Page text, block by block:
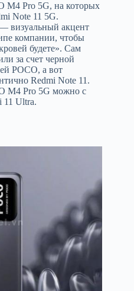
M4 Pro 5G, на которых
Note 11 5G.
визуальный акцент
компании, чтобы
будете». Сам
за счет черной
POCO, а вот
Redmi Note 11.
M4 Pro 5G можно с
11 Ultra.